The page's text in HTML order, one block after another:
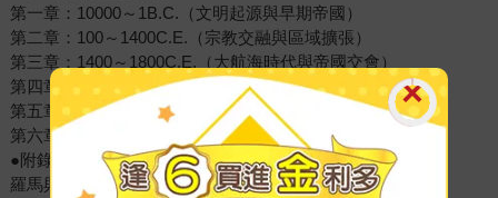
第一章：10000～1B.C.（文明起源與早期帝國）
第二章：100～1400C.E.（宗教交融與區域擴張）
第三章：1400～1800C.E.（大航海時代與帝國交會）
第四章：1800～1900C.E.（工業浪潮與全球變局）
第五章：1900～1947C.E.（兩次大戰與政權重整）
第六章：1948迄今（冷戰對峙與全球化時代）
●附錄
羅馬與中國時間軸對照